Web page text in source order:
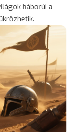
háborúi a